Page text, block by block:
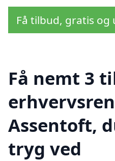
Få tilbud, gratis
Få nemt 3
Assentoft,
tryg ved